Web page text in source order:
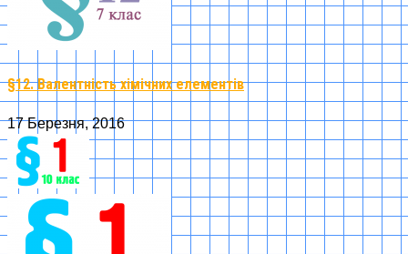
§12. Валентність хімічних елементів
17 Березня, 2016